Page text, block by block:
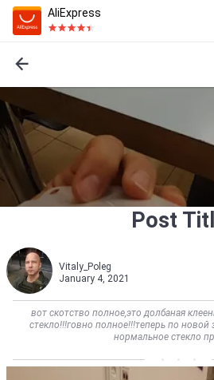
AliExpress
Post
Vitaly_Poleg
January 4, 2021
вот скотство полное,это долбаная
стекло!!!говно полное!!!теперь по новой
нормальное стекло